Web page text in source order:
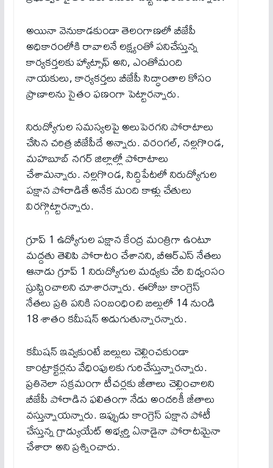
అయినా వెనుకాడకుండా తెలంగాణలో బీజేపీ
అధికారంలోకి రావాలనే లక్ష్యంతో పనిచేస్తున్న
కార్యకర్తలకు హ్యాట్సాఫ్ అని, ఎంతోమంది
నాయకులు, కార్యకర్తలు బీజేపీ సిద్ధాంతాల కోసం
ప్రాణాలను సైతం ఫణంగా పెట్టారన్నారు.
నిరుద్యోగుల సమస్యలపై అలుపెరగని పోరాటాలు
చేసిన చరిత్ర బీజేపీదే అన్నారు. వరంగల్, నల్లగొండ,
మహబూబ్ నగర్ జిల్లాల్లో పోరాటాలు
చేశామన్నారు. నల్లగొండ, సిద్దిపేటలో నిరుద్యోగుల
పక్షాన పోరాడితే అనేక మంది కాళ్లు చేతులు
విరగ్గొట్టారన్నారు.
గ్రూప్ 1 ఉద్యోగుల పక్షాన కేంద్ర మంత్రిగా ఉంటూ
మద్దతు తెలిపి పోరాటం చేశానని, బీఆర్ఎస్ నేతలు
ఆనాడు గ్రూప్ 1 నిరుద్యోగుల మధ్యకు చేరి విధ్వంసం
స్రుష్టించాలని చూశారన్నారు. ఈరోజు కాంగ్రెస్
నేతలు ప్రతి పనికి సంబంధించి బిల్లులో 14 నుండి
18 శాతం కమీషన్ అడుగుతున్నారన్నారు.
కమీషన్ ఇవ్వకుంటే బిల్లులు చెల్లించకుండా
కాంట్రాక్టర్లను వేధింపులకు గురిచేస్తున్నారన్నారు.
ప్రతినెలా సక్రమంగా టీచర్లకు జీతాలు చెల్లించాలని
బీజేపీ పోరాడిన ఫలితంగా నేడు అందరికీ జీతాలు
వస్తున్నాయన్నారు. ఇప్పుడు కాంగ్రెస్ పక్షాన పోటీ
చేస్తున్న గ్రాడ్యుయేట్ అభ్యర్తి ఏనాడైనా పోరాటమైనా
చేశారా అని ప్రశ్నించారు.